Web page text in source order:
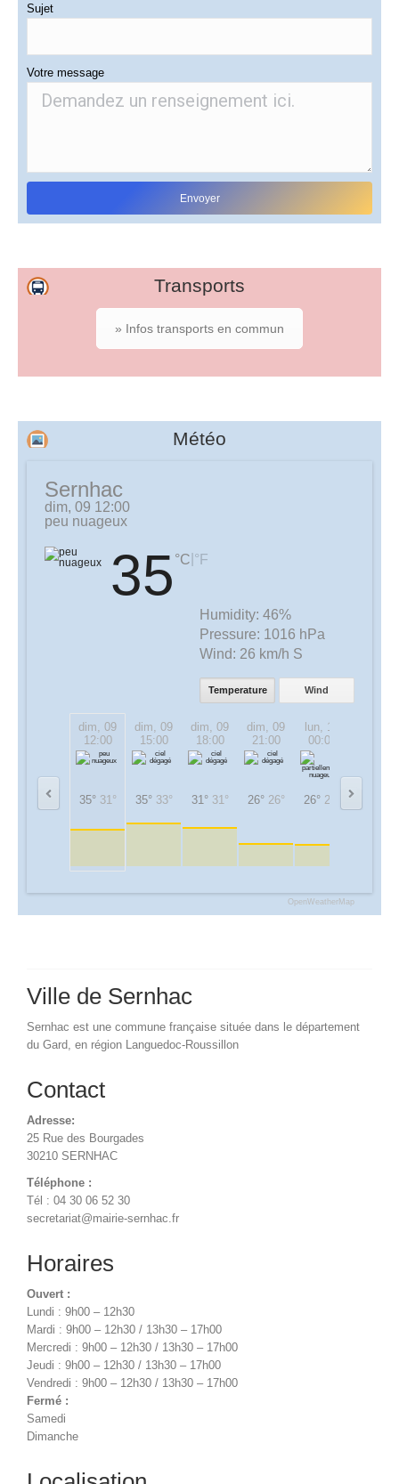
Sujet
Votre message
Transports
» Infos transports en commun
Météo
Sernhac
dim, 09 12:00
peu nuageux
35 °C °F
Humidity: 46%
Pressure: 1016 hPa
Wind: 26 km/h S
Temperature Wind
dim, 09
12:00
35° 31°
dim, 09
15:00
35° 33°
dim, 09
18:00
31° 31°
dim, 09
21:00
26° 26°
lun, 10
00:00
26° 26°
OpenWeatherMap
Ville de Sernhac
Sernhac est une commune française située dans le département
du Gard, en région Languedoc-Roussillon
Contact
Adresse:
25 Rue des Bourgades
30210 SERNHAC
Téléphone :
Tél : 04 30 06 52 30
secretariat@mairie-sernhac.fr
Horaires
Ouvert :
Lundi : 9h00 – 12h30
Mardi : 9h00 – 12h30 / 13h30 – 17h00
Mercredi : 9h00 – 12h30 / 13h30 – 17h00
Jeudi : 9h00 – 12h30 / 13h30 – 17h00
Vendredi : 9h00 – 12h30 / 13h30 – 17h00
Fermé :
Samedi
Dimanche